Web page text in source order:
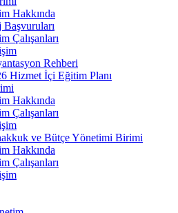
Hakkında
Başvuruları
Çalışanları
Rehberi
Hizmet İçi Eğitim Planı
Hakkında
Çalışanları
ve Bütçe Yönetimi Birimi
Hakkında
Çalışanları